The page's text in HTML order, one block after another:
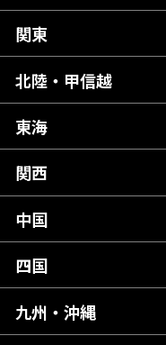
北海道
青森県
秋田県
岩手県
宮城県
福島県
関東
茨城県
栃木県
群馬県
千葉県
東京都
神奈川県
北陸・甲信越
新潟県
富山県
石川県
山梨県
長野県
東海
岐阜県
静岡県
愛知県
関西
滋賀県
京都府
大阪府
中国
広島県
岡山県
四国
愛媛県
九州・沖縄